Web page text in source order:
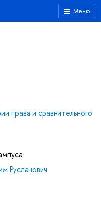
Меню
права и сравнительного
Русланович